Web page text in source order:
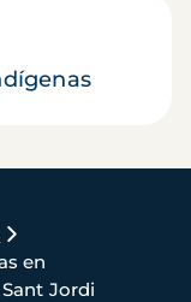
en
Jordi